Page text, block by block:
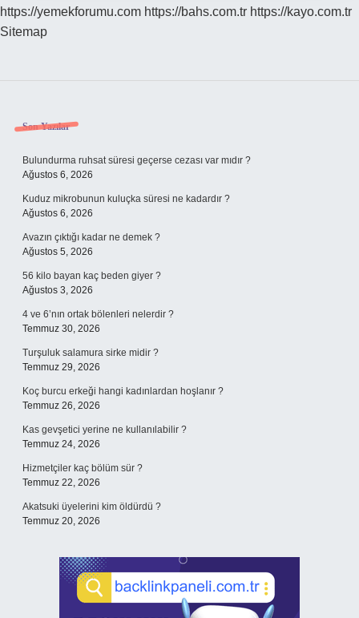
https://yemekforumu.com https://bahs.com.tr https://kayo.com.tr
Sitemap
Sidebar
Son Yazılar
Bulundurma ruhsat süresi geçerse cezası var mıdır ?
Ağustos 6, 2026
Kuduz mikrobunun kuluçka süresi ne kadardır ?
Ağustos 6, 2026
Avazın çıktığı kadar ne demek ?
Ağustos 5, 2026
56 kilo bayan kaç beden giyer ?
Ağustos 3, 2026
4 ve 6’nın ortak bölenleri nelerdir ?
Temmuz 30, 2026
Turşuluk salamura sirke midir ?
Temmuz 29, 2026
Koç burcu erkeği hangi kadınlardan hoşlanır ?
Temmuz 26, 2026
Kas gevşetici yerine ne kullanılabilir ?
Temmuz 24, 2026
Hizmetçiler kaç bölüm sür ?
Temmuz 22, 2026
Akatsuki üyelerini kim öldürdü ?
Temmuz 20, 2026